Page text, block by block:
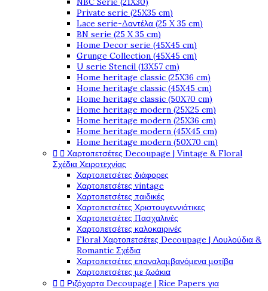
Private serie (25X35 cm)
Lace serie-Δαντέλα (25 X 35 cm)
BN serie (25 X 35 cm)
Home Decor serie (45X45 cm)
Grunge Collection (45X45 cm)
U serie Stencil (13X57 cm)
Home heritage classic (25X36 cm)
Home heritage classic (45X45 cm)
Home heritage classic (50X70 cm)
Home heritage modern (25X25 cm)
Home heritage modern (25X36 cm)
Home heritage modern (45X45 cm)
Home heritage modern (50X70 cm)
  Χαρτοπετσέτες Decoupage | Vintage & Floral
Σχέδια Χειροτεχνίας
Χαρτοπετσέτες διάφορες
Χαρτοπετσέτες vintage
Χαρτοπετσέτες παιδικές
Χαρτοπετσέτες Χριστουγεννιάτικες
Χαρτοπετσέτες Πασχαλινές
Χαρτοπετσέτες καλοκαιρινές
Floral Χαρτοπετσέτες Decoupage | Λουλούδια &
Romantic Σχέδια
Χαρτοπετσέτες επαναλαμβανόμενα μοτίβα
Χαρτοπετσέτες με ζωάκια
  Ριζόχαρτα Decoupage | Rice Papers για